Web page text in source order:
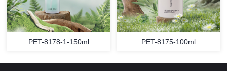
PET-8178-1-150ml PET-8175-100ml